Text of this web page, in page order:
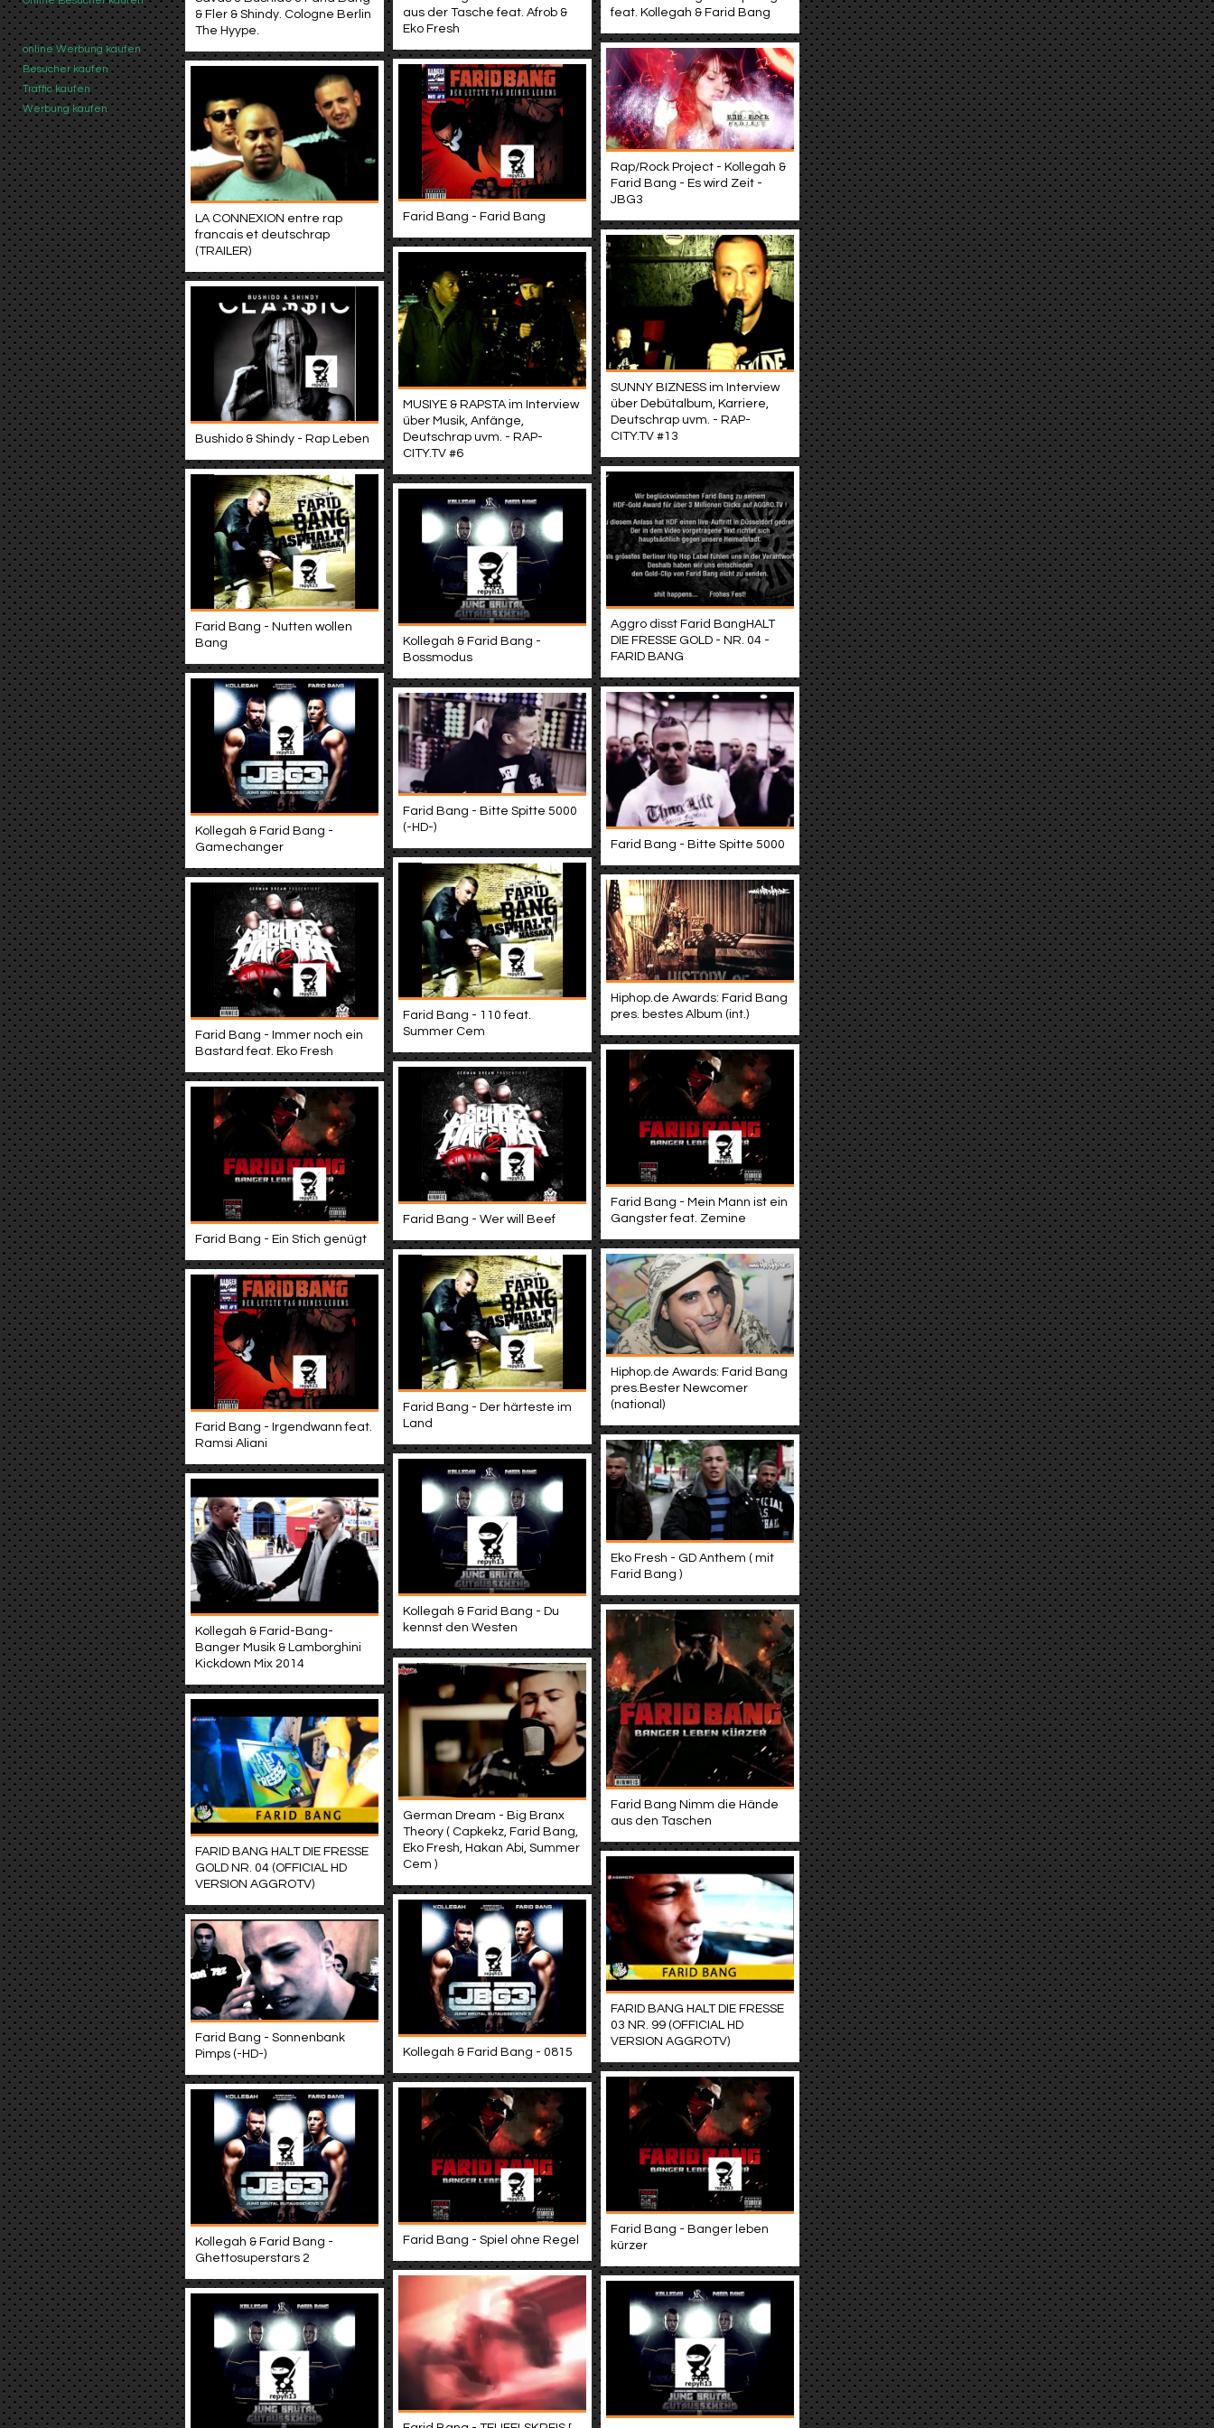
online Werbung kaufen
Besucher kaufen
Traffic kaufen
Werbung kaufen
aus der Tasche feat. Afrob &
Eko Fresh
feat. Kollegah & Farid Bang
& Fler & Shindy. Cologne Berlin
The Hyype.
Rap/Rock Project - Kollegah &
Farid Bang - Es wird Zeit -
JBG3
Farid Bang - Farid Bang
LA CONNEXION entre rap
francais et deutschrap
(TRAILER)
SUNNY BIZNESS im Interview
über Debütalbum, Karriere,
Deutschrap uvm. - RAP-
CITY.TV #13
MUSIYE & RAPSTA im Interview
über Musik, Anfänge,
Deutschrap uvm. - RAP-
CITY.TV #6
Bushido & Shindy - Rap Leben
Aggro disst Farid BangHALT
DIE FRESSE GOLD - NR. 04 -
FARID BANG
Farid Bang - Nutten wollen
Bang
Kollegah & Farid Bang -
Bossmodus
Kollegah & Farid Bang -
Gamechanger
Farid Bang - Bitte Spitte 5000
Farid Bang - Bitte Spitte 5000
(-HD-)
Farid Bang - 110 feat.
Summer Cem
Hiphop.de Awards: Farid Bang
pres. bestes Album (int.)
Farid Bang - Immer noch ein
Bastard feat. Eko Fresh
Farid Bang - Mein Mann ist ein
Gangster feat. Zemine
Farid Bang - Wer will Beef
Farid Bang - Ein Stich genügt
Hiphop.de Awards: Farid Bang
pres.Bester Newcomer
(national)
Farid Bang - Der härteste im
Land
Farid Bang - Irgendwann feat.
Ramsi Aliani
Eko Fresh - GD Anthem ( mit
Farid Bang )
Kollegah & Farid Bang - Du
kennst den Westen
Kollegah & Farid-Bang-
Banger Musik & Lamborghini
Kickdown Mix 2014
Farid Bang Nimm die Hände
aus den Taschen
German Dream - Big Branx
Theory ( Capkekz, Farid Bang,
Eko Fresh, Hakan Abi, Summer
Cem )
FARID BANG HALT DIE FRESSE
GOLD NR. 04 (OFFICIAL HD
VERSION AGGROTV)
FARID BANG HALT DIE FRESSE
03 NR. 99 (OFFICIAL HD
VERSION AGGROTV)
Kollegah & Farid Bang - 0815
Farid Bang - Sonnenbank
Pimps (-HD-)
Farid Bang - Banger leben
kürzer
Farid Bang - Spiel ohne Regel
Kollegah & Farid Bang -
Ghettosuperstars 2